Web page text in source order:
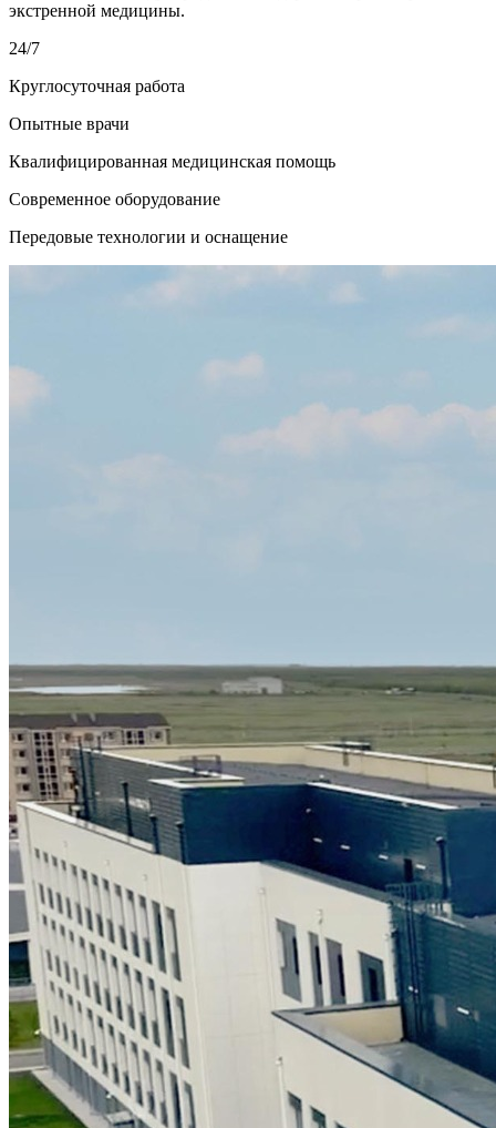
экстренной медицины.
24/7
Круглосуточная работа
Опытные врачи
Квалифицированная медицинская помощь
Современное оборудование
Передовые технологии и оснащение